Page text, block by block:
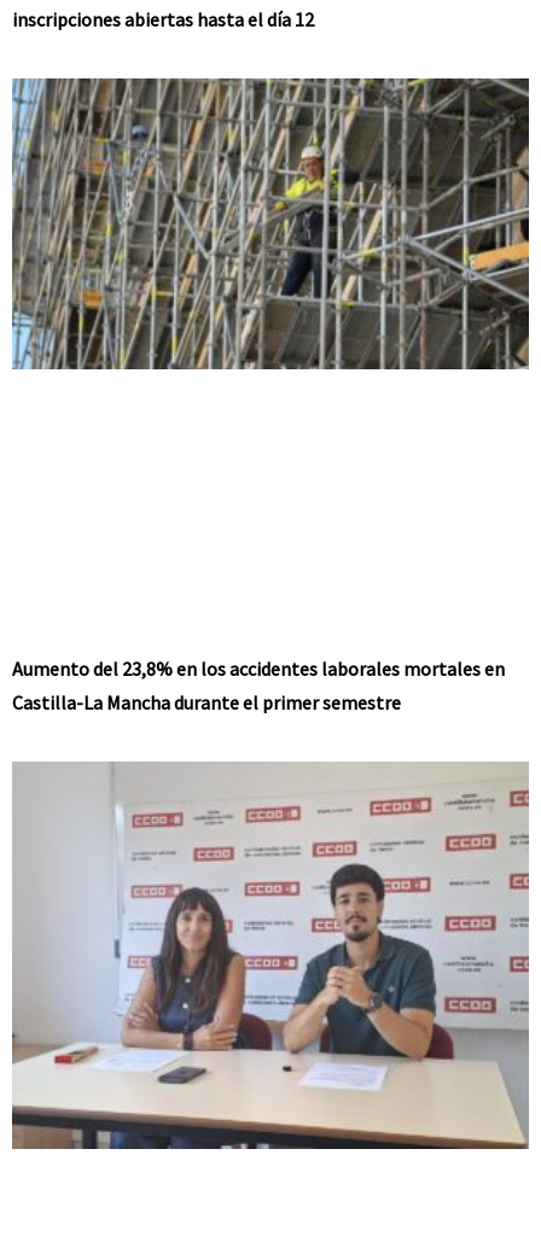
inscripciones abiertas hasta el día 12
Aumento del 23,8% en los accidentes laborales mortales en
Castilla-La Mancha durante el primer semestre